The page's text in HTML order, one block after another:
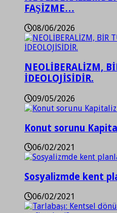
FAŞİZME…
08/06/2026
NEOLİBERALİZM,
İDEOLOJİSİDİR.
09/05/2026
Konut sorunu
06/02/2021
Sosyalizmde kent
06/02/2021